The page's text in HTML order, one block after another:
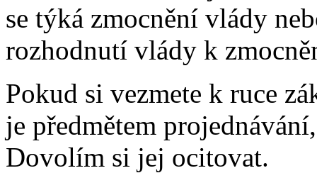
se týká zmocnění vlády
rozhodnutí vlády k
Pokud si vezmete k ruce
je předmětem
Dovolím si jej ocitovat.